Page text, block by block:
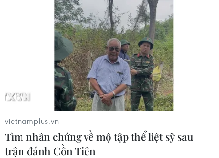
vietnamplus.vn
Tìm nhân chứng về mộ tập thể liệt sỹ sau
trận đánh Cồn Tiên